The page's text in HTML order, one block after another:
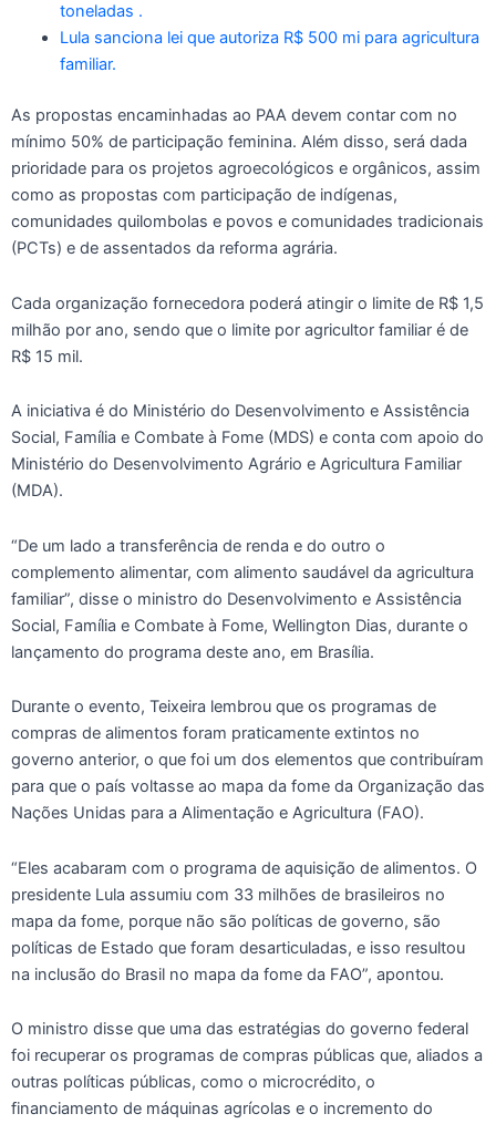
toneladas .
Lula sanciona lei que autoriza R$ 500 mi para agricultura
familiar.
As propostas encaminhadas ao PAA devem contar com no
mínimo 50% de participação feminina. Além disso, será dada
prioridade para os projetos agroecológicos e orgânicos, assim
como as propostas com participação de indígenas,
comunidades quilombolas e povos e comunidades tradicionais
(PCTs) e de assentados da reforma agrária.
Cada organização fornecedora poderá atingir o limite de R$ 1,5
milhão por ano, sendo que o limite por agricultor familiar é de
R$ 15 mil.
A iniciativa é do Ministério do Desenvolvimento e Assistência
Social, Família e Combate à Fome (MDS) e conta com apoio do
Ministério do Desenvolvimento Agrário e Agricultura Familiar
(MDA).
“De um lado a transferência de renda e do outro o
complemento alimentar, com alimento saudável da agricultura
familiar”, disse o ministro do Desenvolvimento e Assistência
Social, Família e Combate à Fome, Wellington Dias, durante o
lançamento do programa deste ano, em Brasília.
Durante o evento, Teixeira lembrou que os programas de
compras de alimentos foram praticamente extintos no
governo anterior, o que foi um dos elementos que contribuíram
para que o país voltasse ao mapa da fome da Organização das
Nações Unidas para a Alimentação e Agricultura (FAO).
“Eles acabaram com o programa de aquisição de alimentos. O
presidente Lula assumiu com 33 milhões de brasileiros no
mapa da fome, porque não são políticas de governo, são
políticas de Estado que foram desarticuladas, e isso resultou
na inclusão do Brasil no mapa da fome da FAO”, apontou.
O ministro disse que uma das estratégias do governo federal
foi recuperar os programas de compras públicas que, aliados a
outras políticas públicas, como o microcrédito, o
financiamento de máquinas agrícolas e o incremento do